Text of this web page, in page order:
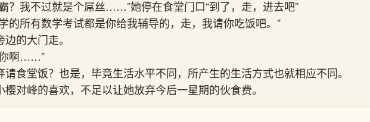
？我不过就是个屌丝……”她停在食堂门口“到了，走，进去吧”
的所有数学考试都是你给我辅导的，走，我请你吃饭吧。”
的大门走。
啊……”
请食堂饭？也是，毕竟生活水平不同，所产生的生活方式也就相应不同。
樱对峰的喜欢，不足以让她放弃今后一星期的伙食费。